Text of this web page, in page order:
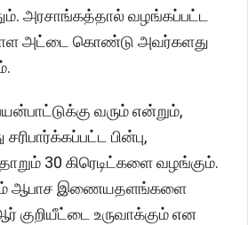
அரசாங்கத்தால் வழங்கப்பட்ட
அட்டை கொண்டு அவர்களது
வரும் என்றும்,
பின்பு,
30 கிரெடிட்களை வழங்கும்.
ஆபாச இணையதளங்களை
குறியீட்டை உருவாக்கும் என